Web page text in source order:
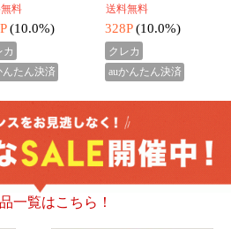
マリーハニー TA 30+ 250g
スタンドパック マヌカハニ
ーと同様の健康活性力 分析
証明書付 オーガニック認定
3,360円（税込*）
送料無
クレカ auかんたん決済